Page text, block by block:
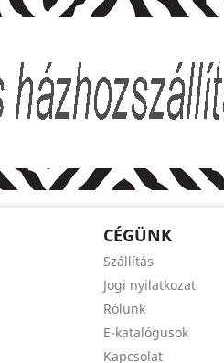
CÉGÜNK
Szállítás
Jogi nyilatkozat
Rólunk
E-katalógusok
Kapcsolat